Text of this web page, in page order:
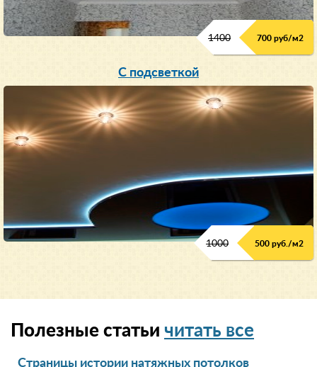
1400 700 руб/м2
С подсветкой
1000 500 руб./м2
Полезные статьи читать все
Страницы истории натяжных потолков